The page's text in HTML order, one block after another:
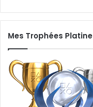
Mes Trophées Platine